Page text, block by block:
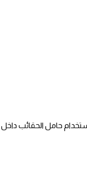
حامل الحقائب